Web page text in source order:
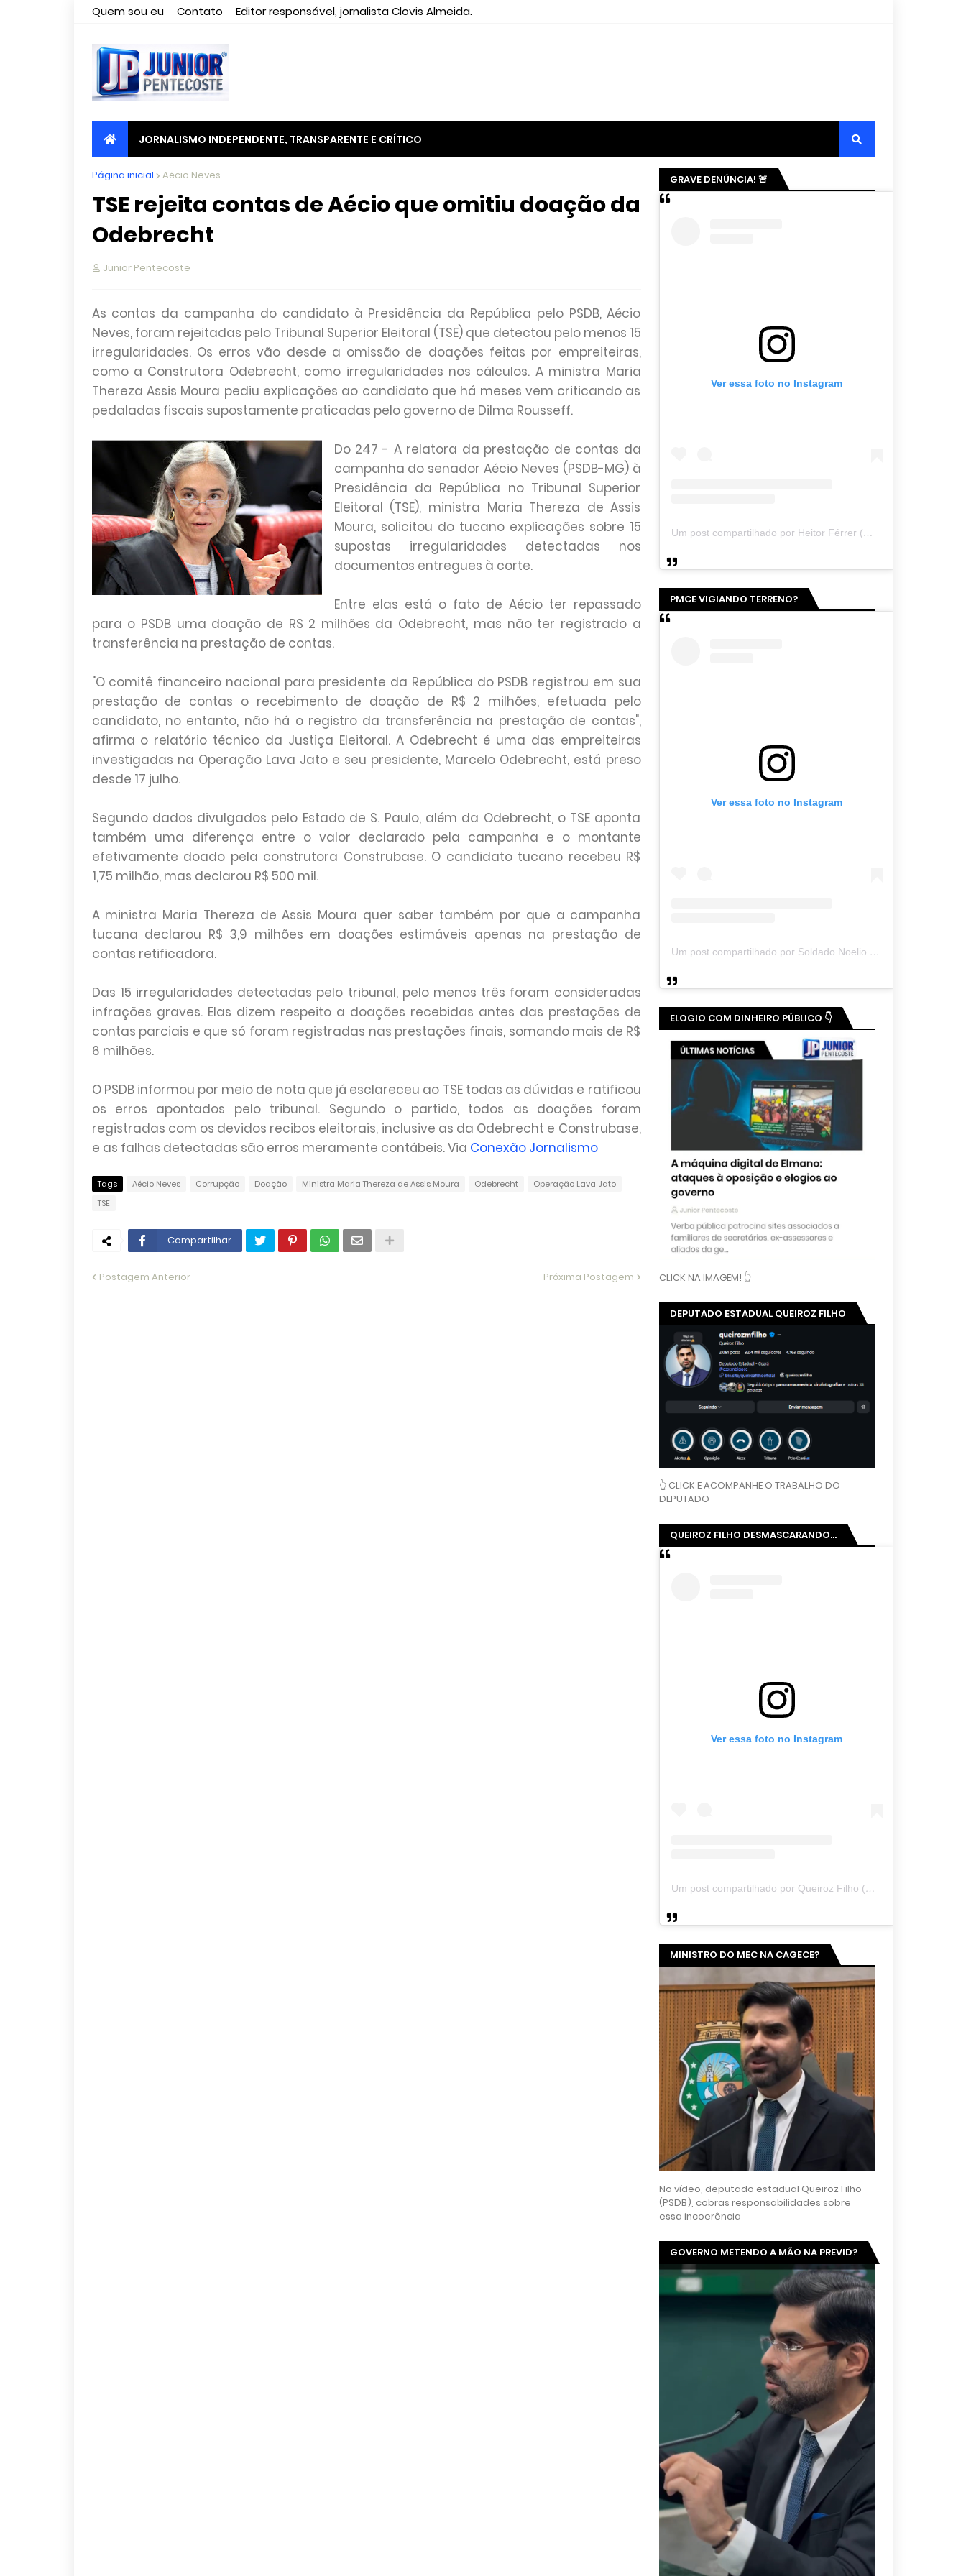
Quem sou eu Contato Editor responsável, jornalista Clovis Almeida.
JORNALISMO INDEPENDENTE, TRANSPARENTE E CRÍTICO
Página inicial Aécio Neves
TSE rejeita contas de Aécio que omitiu doação da
Odebrecht
Junior Pentecoste
As contas da campanha do candidato à Presidência da República pelo PSDB, Aécio
Neves, foram rejeitadas pelo Tribunal Superior Eleitoral (TSE) que detectou pelo menos 15
irregularidades. Os erros vão desde a omissão de doações feitas por empreiteiras,
como a Construtora Odebrecht, como irregularidades nos cálculos. A ministra Maria
Thereza Assis Moura pediu explicações ao candidato que há meses vem criticando as
pedaladas fiscais supostamente praticadas pelo governo de Dilma Rousseff.
Do 247 - A relatora da prestação de contas da
campanha do senador Aécio Neves (PSDB-MG) à
Presidência da República no Tribunal Superior
Eleitoral (TSE), ministra Maria Thereza de Assis
Moura, solicitou do tucano explicações sobre 15
supostas irregularidades detectadas nos
documentos entregues à corte.
Entre elas está o fato de Aécio ter repassado
para o PSDB uma doação de R$ 2 milhões da Odebrecht, mas não ter registrado a
transferência na prestação de contas.
"O comitê financeiro nacional para presidente da República do PSDB registrou em sua
prestação de contas o recebimento de doação de R$ 2 milhões, efetuada pelo
candidato, no entanto, não há o registro da transferência na prestação de contas",
afirma o relatório técnico da Justiça Eleitoral. A Odebrecht é uma das empreiteiras
investigadas na Operação Lava Jato e seu presidente, Marcelo Odebrecht, está preso
desde 17 julho.
Segundo dados divulgados pelo Estado de S. Paulo, além da Odebrecht, o TSE aponta
também uma diferença entre o valor declarado pela campanha e o montante
efetivamente doado pela construtora Construbase. O candidato tucano recebeu R$
1,75 milhão, mas declarou R$ 500 mil.
A ministra Maria Thereza de Assis Moura quer saber também por que a campanha
tucana declarou R$ 3,9 milhões em doações estimáveis apenas na prestação de
contas retificadora.
Das 15 irregularidades detectadas pelo tribunal, pelo menos três foram consideradas
infrações graves. Elas dizem respeito a doações recebidas antes das prestações de
contas parciais e que só foram registradas nas prestações finais, somando mais de R$
6 milhões.
O PSDB informou por meio de nota que já esclareceu ao TSE todas as dúvidas e ratificou
os erros apontados pelo tribunal. Segundo o partido, todos as doações foram
registradas com os devidos recibos eleitorais, inclusive as da Odebrecht e Construbase,
e as falhas detectadas são erros meramente contábeis. Via Conexão Jornalismo
Tags Aécio Neves Corrupção Doação Ministra Maria Thereza de Assis Moura Odebrecht
Operação Lava Jato
TSE
Compartilhar
Postagem Anterior Próxima Postagem
GRAVE DENÚNCIA! 🚨
Ver essa foto no Instagram
Um post compartilhado por Heitor Férrer (@heitor_ferrer77)
PMCE VIGIANDO TERRENO?
Ver essa foto no Instagram
Um post compartilhado por Soldado Noelio (@soldadonoelio)
ELOGIO COM DINHEIRO PÚBLICO 👇
CLICK NA IMAGEM! 👆
DEPUTADO ESTADUAL QUEIROZ FILHO
👆 CLICK E ACOMPANHE O TRABALHO DO
DEPUTADO
QUEIROZ FILHO DESMASCARANDO...
Ver essa foto no Instagram
Um post compartilhado por Queiroz Filho (@queirozmfilho)
MINISTRO DO MEC NA CAGECE?
No vídeo, deputado estadual Queiroz Filho
(PSDB), cobras responsabilidades sobre
essa incoerência
GOVERNO METENDO A MÃO NA PREVID?